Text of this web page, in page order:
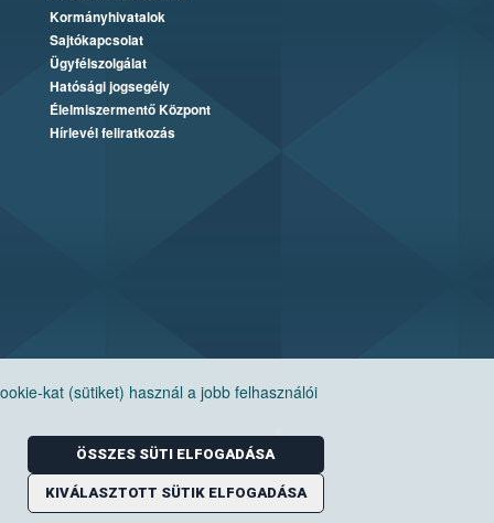
kat (sütiket) használ a jobb felhasználói
ÖSSZES SÜTI ELFOGADÁSA
KIVÁLASZTOTT SÜTIK ELFOGADÁSA
Kormányhivatalok
Sajtókapcsolat
Ügyfélszolgálat
Hatósági jogsegély
Élelmiszermentő Központ
Hírlevél feliratkozás